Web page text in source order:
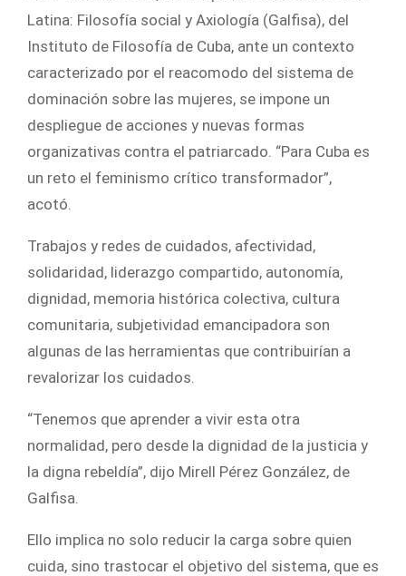
Latina: Filosofía social y Axiología (Galfisa), del
Instituto de Filosofía de Cuba, ante un contexto
caracterizado por el reacomodo del sistema de
dominación sobre las mujeres, se impone un
despliegue de acciones y nuevas formas
organizativas contra el patriarcado. “Para Cuba es
un reto el feminismo crítico transformador”,
acotó.
Trabajos y redes de cuidados, afectividad,
solidaridad, liderazgo compartido, autonomía,
dignidad, memoria histórica colectiva, cultura
comunitaria, subjetividad emancipadora son
algunas de las herramientas que contribuirían a
revalorizar los cuidados.
“Tenemos que aprender a vivir esta otra
normalidad, pero desde la dignidad de la justicia y
la digna rebeldía”, dijo Mirell Pérez González, de
Galfisa.
Ello implica no solo reducir la carga sobre quien
cuida, sino trastocar el objetivo del sistema, que es